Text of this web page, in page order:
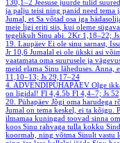
130,1–2 Jeesuse juurde tulid
ja palju teisi ning panid need tema
Jumal, et Sa võtad osa iga
meie ligi eriti siis, kui oleme
tegelikult Sinu abi. 2Kr 1,18–22;
19. Laupäev Ei ole sinu sarnast,
Jr 10,6 Jumalal ei ole ükski asi
vaatamata oma suurusele ja
meid elama Sinu läheduses. Anna,
11,10–13; Js 29,17–24
4. ADVENDIPÜHAPÄEV Olge
on ligidal! Fl 4,4.5b Fl 4,4–7; Js
20. Pühapäev Jõgi oma harudega
Jumal on tema keskel, ei ta kõigu.
ilmamaa kuningad toovad sinna
koos Sinu rahvaga tulla kokku
koormab, ning võtma Sinult vastu